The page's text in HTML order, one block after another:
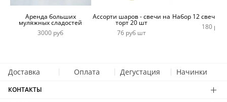
Аренда больших
муляжных сладостей
3000 руб
Ассорти шаров - свечи на
торт 20 шт
76 руб шт
Набор 12 свечей
180 руб
Доставка Оплата Дегустация Начинки
КОНТАКТЫ